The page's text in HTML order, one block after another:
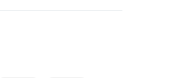
確認交易或遇審核未通過，訂單將自動取
況，表示未達大哥付你分期系統評分，恕